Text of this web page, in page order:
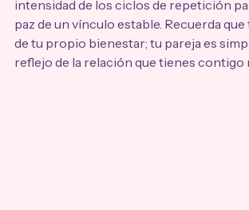
intensidad de los ciclos de repetición
paz de un vínculo estable. Recuerda
de tu propio bienestar; tu pareja es
reflejo de la relación que tienes contigo